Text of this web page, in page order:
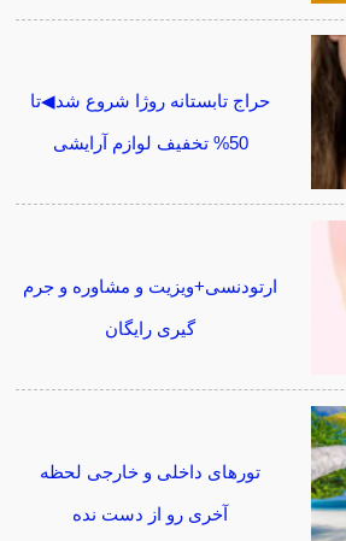
حراج تابستانه روژا شروع شد◀تا
50% تخفیف لوازم آرایشی
ارتودنسی+ویزیت و مشاوره و جرم
گیری رایگان
تورهای داخلی و خارجی لحظه
آخری رو از دست نده